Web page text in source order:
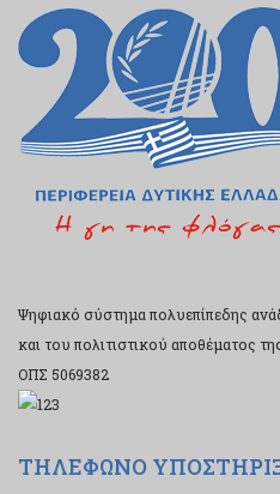
Ψηφιακό σύστημα πολυεπίπεδης
και του πολιτιστικού αποθέματος
ΟΠΣ 5069382
ΤΗΛΕΦΩΝΟ